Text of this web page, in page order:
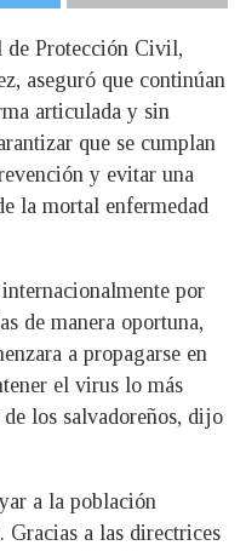
de Protección Civil,
aseguró que continúan
articulada y sin
que se cumplan
y evitar una
la mortal enfermedad
por
de manera oportuna,
a propagarse en
el virus lo más
los salvadoreños, dijo
a la población
Gracias a las directrices